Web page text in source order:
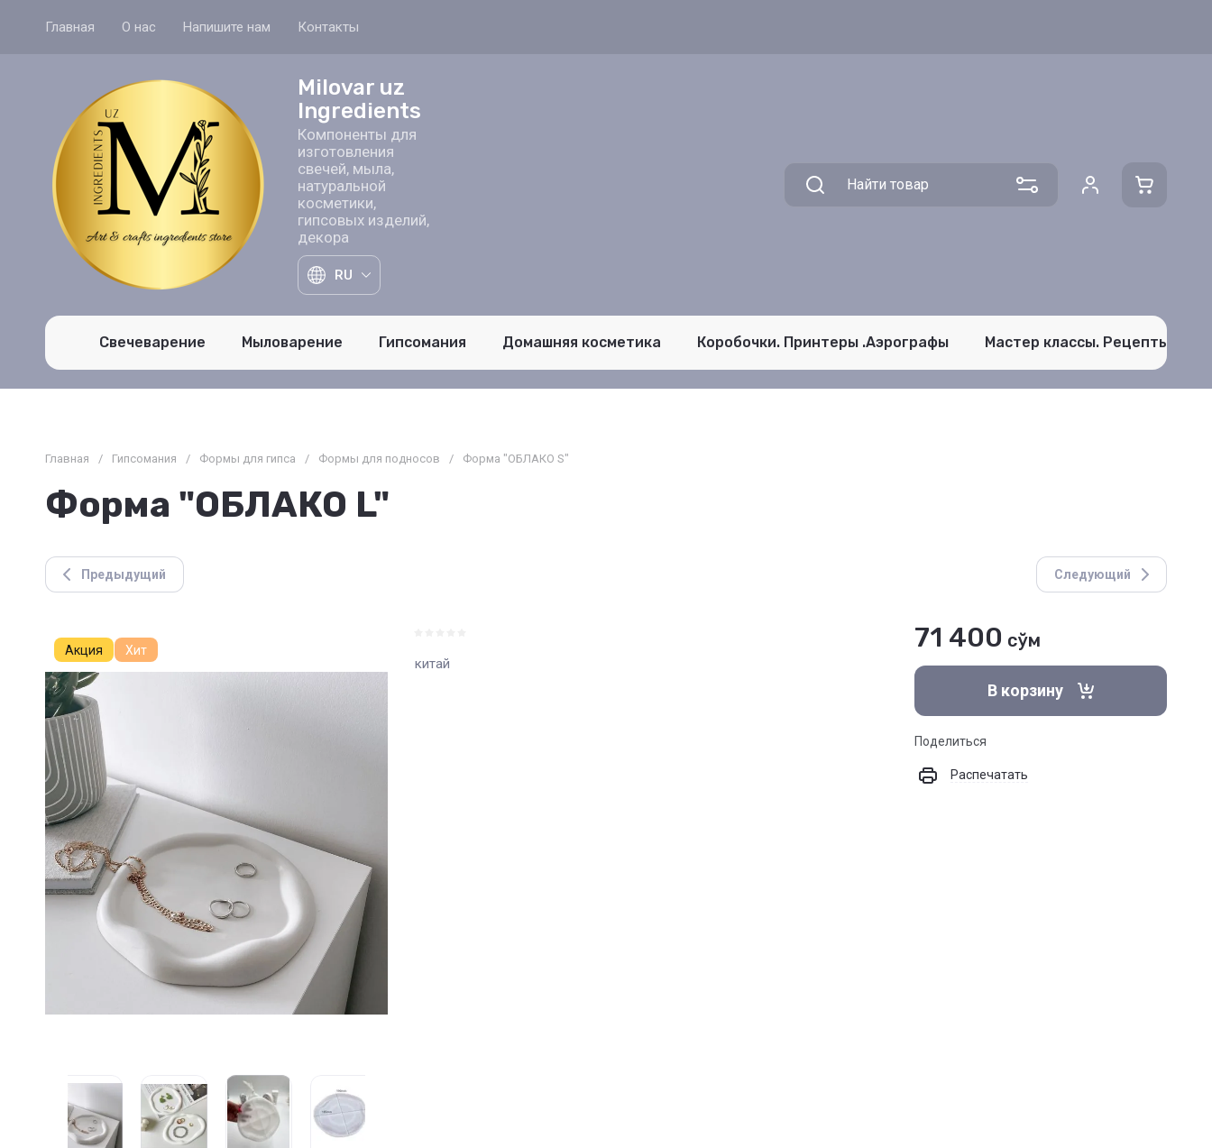
Главная О нас Напишите нам Контакты
Milovar uz
Ingredients
Компоненты для
изготовления
свечей, мыла,
натуральной
косметики,
гипсовых изделий,
декора
RU
Свечеварение Мыловарение Гипсомания Домашняя косметика Коробочки. Принтеры .Аэрографы Мастер классы. Рецепты
Главная / Гипсомания / Формы для гипса / Формы для подносов / Форма "ОБЛАКО S"
Форма "ОБЛАКО L"
Предыдущий Следующий
Акция Хит
китай
71 400 сўм
В корзину
Поделиться
Распечатать